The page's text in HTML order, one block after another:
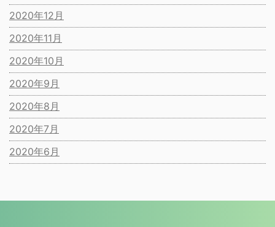
2020年12月
2020年11月
2020年10月
2020年9月
2020年8月
2020年7月
2020年6月